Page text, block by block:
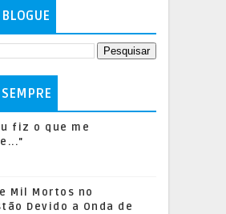
fiz o que me
Mil Mortos no
Devido a Onda de